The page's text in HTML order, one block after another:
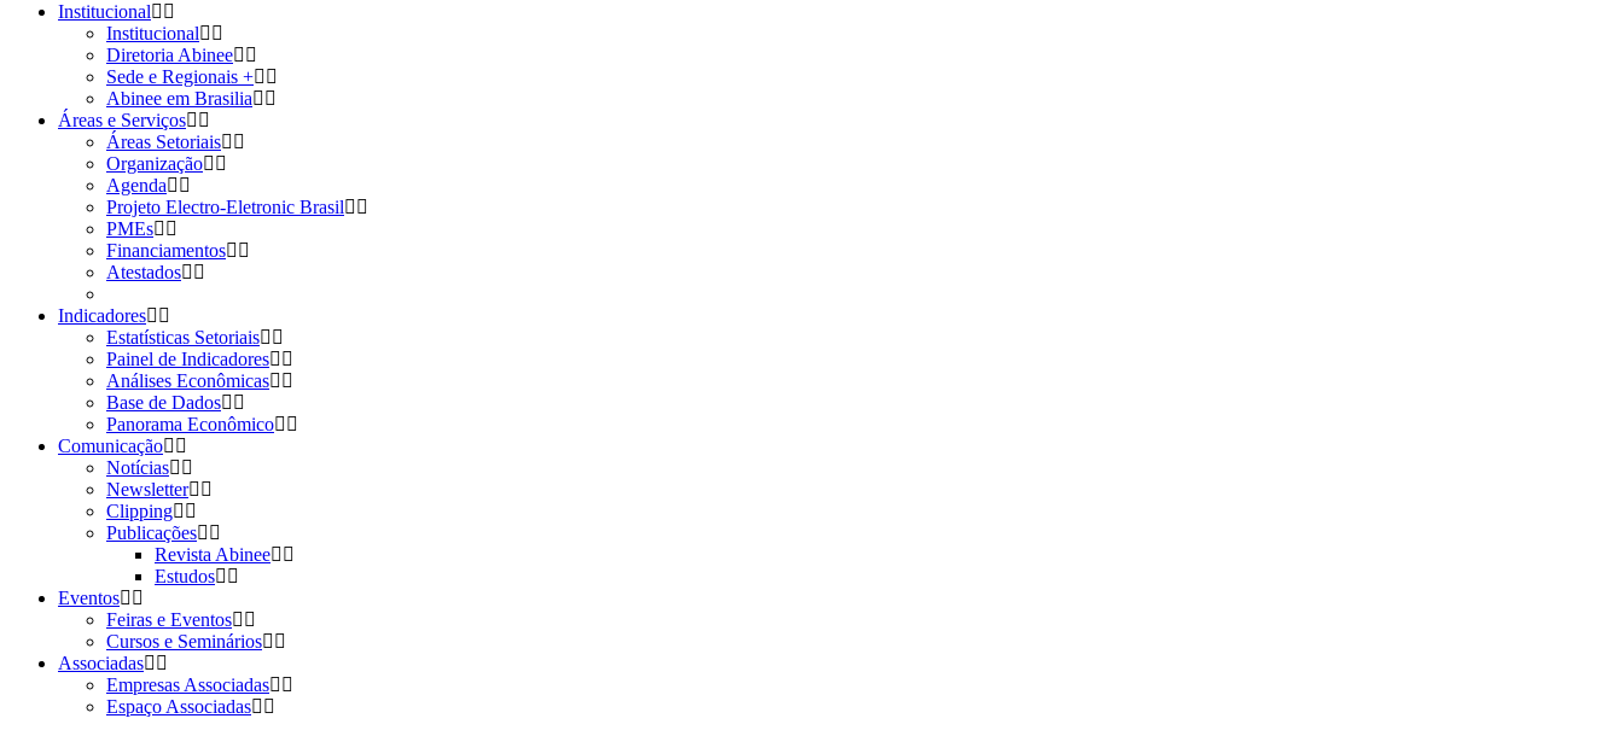
Institucional
Institucional
Diretoria Abinee
Sede e Regionais +
Abinee em Brasilia
Áreas e Serviços
Áreas Setoriais
Organização
Agenda
Projeto Electro-Eletronic Brasil
PMEs
Financiamentos
Atestados
Indicadores
Estatísticas Setoriais
Painel de Indicadores
Análises Econômicas
Base de Dados
Panorama Econômico
Comunicação
Notícias
Newsletter
Clipping
Publicações
Revista Abinee
Estudos
Eventos
Feiras e Eventos
Cursos e Seminários
Associadas
Empresas Associadas
Espaço Associadas